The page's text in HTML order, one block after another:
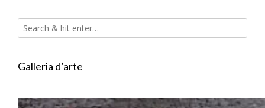
Galleria d’arte